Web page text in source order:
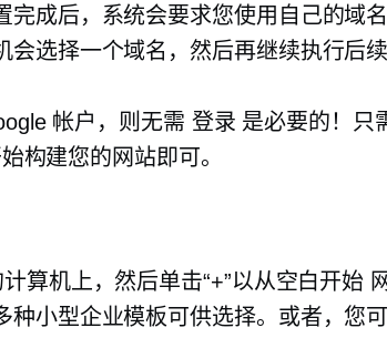
完成后，系统会要求您使用自己的域
会选择一个域名，然后再继续执行后
帐户，则无需 登录 是必要的！只
构建您的网站即可。
算机上，然后单击“+”以从空白开始
种小型企业模板可供选择。或者，您